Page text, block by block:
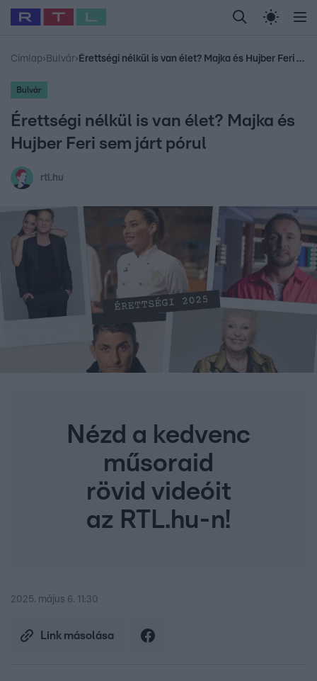
Legfrissebb RTL Híradó Randi Celeb vagyok,
Babits Marcella Most Wanted Gallusz
Címlap› Bulvár› Érettségi nélkül is van élet? Majka és Hujber Feri sem járt pórul
Bulvár
Érettségi nélkül is van élet? Majka és
Hujber Feri sem járt pórul
rtl.hu
Nézd a kedvenc
műsoraid
rövid videóit
az RTL.hu-n!
2025. május 6. 11:30
Link másolása